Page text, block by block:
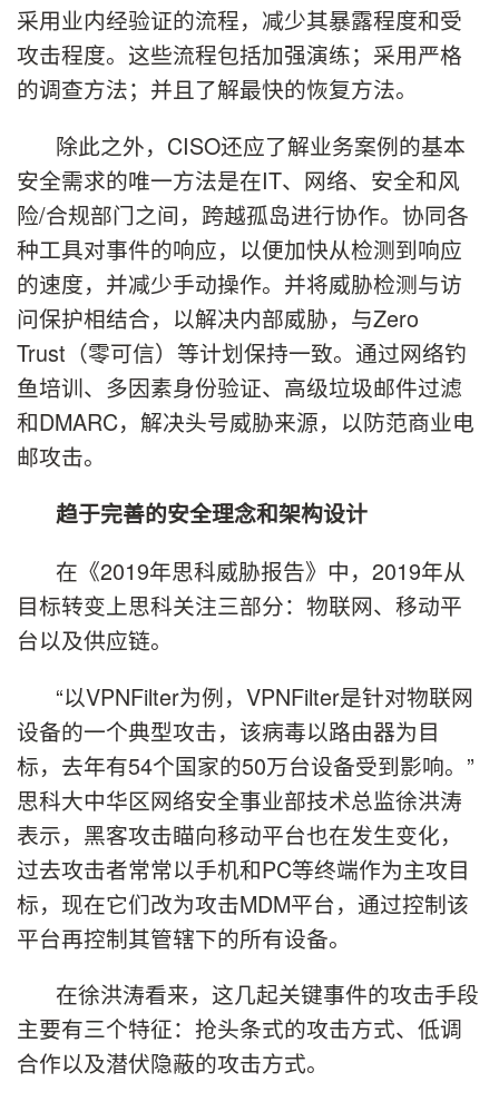
采用业内经验证的流程，减少其暴露程度和受
攻击程度。这些流程包括加强演练；采用严格
的调查方法；并且了解最快的恢复方法。
除此之外，CISO还应了解业务案例的基本
安全需求的唯一方法是在IT、网络、安全和风
险/合规部门之间，跨越孤岛进行协作。协同各
种工具对事件的响应，以便加快从检测到响应
的速度，并减少手动操作。并将威胁检测与访
问保护相结合，以解决内部威胁，与Zero
Trust（零可信）等计划保持一致。通过网络钓
鱼培训、多因素身份验证、高级垃圾邮件过滤
和DMARC，解决头号威胁来源，以防范商业电
邮攻击。
趋于完善的安全理念和架构设计
在《2019年思科威胁报告》中，2019年从
目标转变上思科关注三部分：物联网、移动平
台以及供应链。
“以VPNFilter为例，VPNFilter是针对物联网
设备的一个典型攻击，该病毒以路由器为目
标，去年有54个国家的50万台设备受到影响。”
思科大中华区网络安全事业部技术总监徐洪涛
表示，黑客攻击瞄向移动平台也在发生变化，
过去攻击者常常以手机和PC等终端作为主攻目
标，现在它们改为攻击MDM平台，通过控制该
平台再控制其管辖下的所有设备。
在徐洪涛看来，这几起关键事件的攻击手段
主要有三个特征：抢头条式的攻击方式、低调
合作以及潜伏隐蔽的攻击方式。